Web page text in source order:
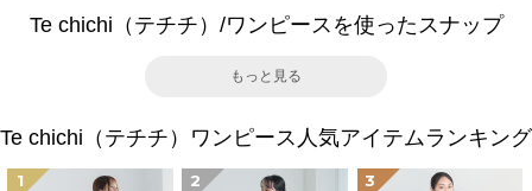
Te chichi（テチチ）/ワンピースを使ったスナップ
もっと見る
Te chichi（テチチ）ワンピース人気アイテムランキング
1 2 3